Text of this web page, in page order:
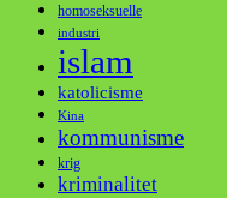
homoseksuelle
industri
islam
katolicisme
Kina
kommunisme
krig
kriminalitet